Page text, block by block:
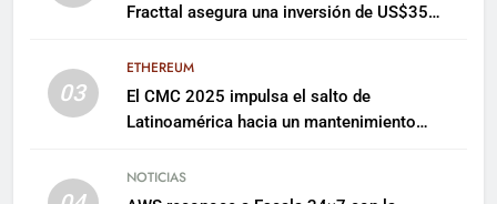
Fracttal asegura una inversión de US$35
03
ETHEREUM
El CMC 2025 impulsa el salto de
Latinoamérica hacia un mantenimiento
NOTICIAS